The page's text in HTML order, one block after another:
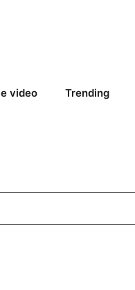
video Trending